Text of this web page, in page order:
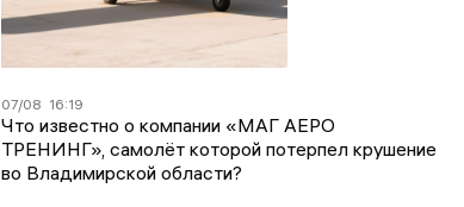
07/08 16:19
Что известно о компании «МАГ АЕРО
ТРЕНИНГ», самолёт которой потерпел крушение
во Владимирской области?